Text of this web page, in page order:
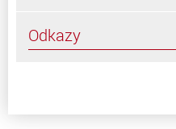
Odkazy